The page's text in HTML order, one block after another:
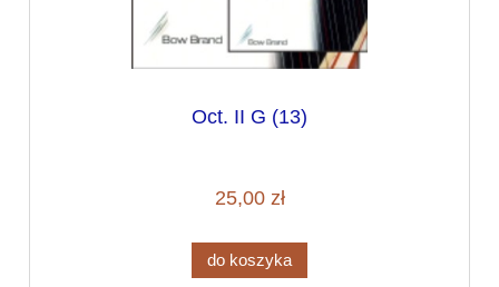
Oct. II G (13)
25,00 zł
do koszyka